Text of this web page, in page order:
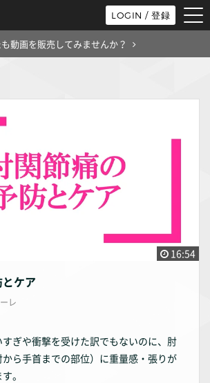
LOGIN / 登録
動画を販売してみませんか？
16:54
ケア
レ
ぎや衝撃を受けた訳でもないのに、肘
ら手首までの部位）に重量感・張りが
。